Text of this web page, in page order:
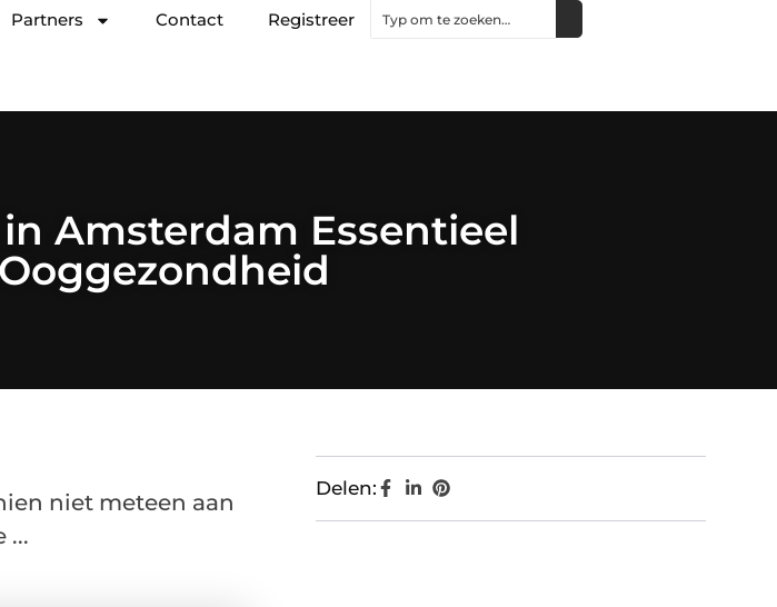
Partners Contact Registreer
Amsterdam Essentieel
niet meteen aan
...
Delen: